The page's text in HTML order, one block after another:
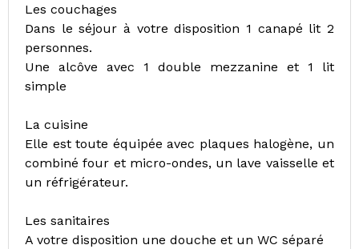
Les couchages
Dans le séjour à votre disposition 1 canapé lit 2
personnes.
Une alcôve avec 1 double mezzanine et 1 lit
simple
La cuisine
Elle est toute équipée avec plaques halogène, un
combiné four et micro-ondes, un lave vaisselle et
un réfrigérateur.
Les sanitaires
A votre disposition une douche et un WC séparé